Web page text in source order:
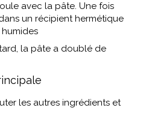
avec la pâte. Une fois
un récipient hermétique
la pâte a doublé de
les autres ingrédients et